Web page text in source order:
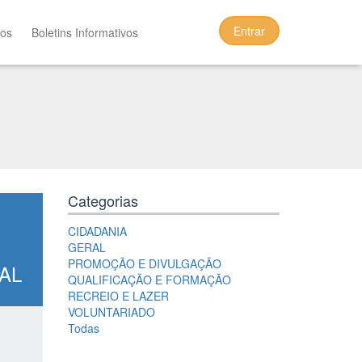
Boletins Informativos Entrar
Categorias
CIDADANIA
GERAL
PROMOÇÃO E DIVULGAÇÃO
QUALIFICAÇÃO E FORMAÇÃO
RECREIO E LAZER
VOLUNTARIADO
Todas